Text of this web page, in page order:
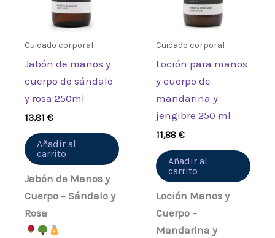
Cuidado corporal
Jabón de manos y
cuerpo de sándalo
y rosa 250ml
13,81€
Añadir al
carrito
Jabón de Manos y
Cuerpo – Sándalo y
Rosa
Cuidado corporal
Loción para manos
y cuerpo de
mandarina y
jengibre 250 ml
11,88€
Añadir al
carrito
Loción Manos y
Cuerpo –
Mandarina y